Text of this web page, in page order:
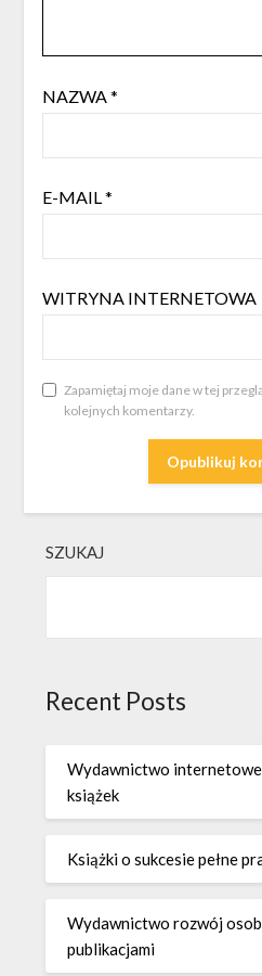
NAZWA*
E-MAIL*
WITRYNA INTERNETOWA
Zapamiętaj moje dane w tej
kolejnych komentarzy.
SZUKAJ
Recent Posts
Wydawnictwo
książek
Książki o sukcesie pełne
Wydawnictwo rozwój
publikacjami